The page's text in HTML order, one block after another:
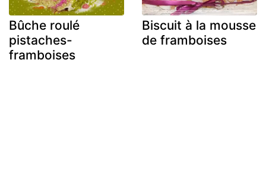
Bûche roulé
pistaches-
framboises
Biscuit à la mousse
de framboises